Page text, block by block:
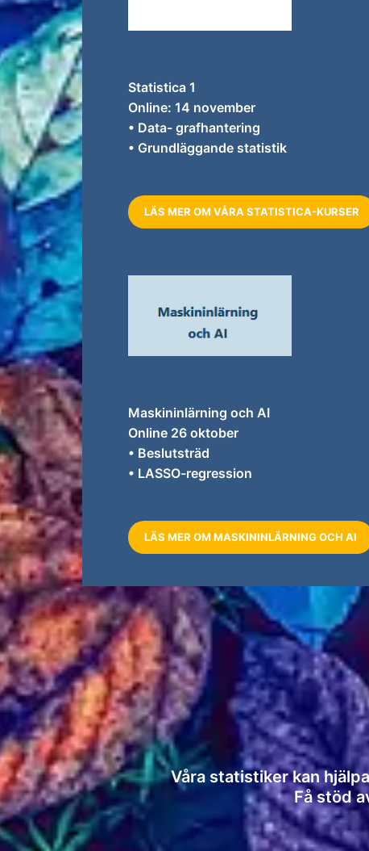
Statistica 1
Online: 14 november
• Data- grafhantering
• Grundläggande statistik
LÄS MER OM VÅRA STATISTICA-KURSER
Maskininlärning och AI
Online 26 oktober
• Beslutsträd
• LASSO-regression
LÄS MER OM MASKININLÄRNING OCH AI
Våra statistiker kan
Få stöd